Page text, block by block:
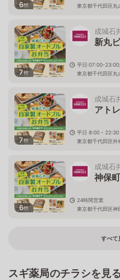
6枚 東京都千代田区
7枚
成城石
新丸
平日:07:00-
東京都千代田区
7枚
成城石
アト
平日 8:00 - 22:30
東京都千代田区
6枚
成城石
神保
24時間営業
東京都千代田区
すべて
スギ薬局のチラシを見る